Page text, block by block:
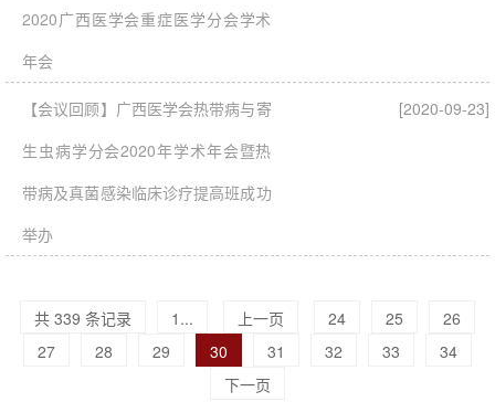
2020广西医学会重症医学分会学术
年会
【会议回顾】广西医学会热带病与寄
生虫病学分会2020年学术年会暨热
带病及真菌感染临床诊疗提高班成功
举办
[2020-09-23]
共 339 条记录 1... 上一页 24 25
26
27
28 29 30 31 32 33
34
下一页